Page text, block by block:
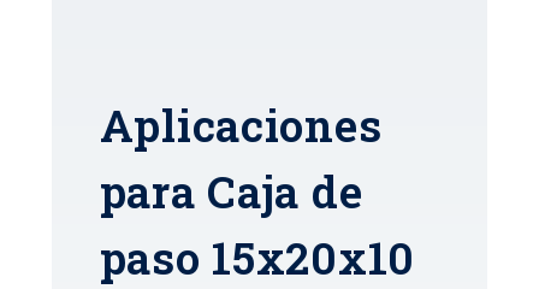
Aplicaciones
para Caja de
paso 15x20x10